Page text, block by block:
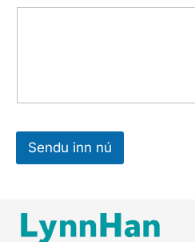
Sendu inn nú